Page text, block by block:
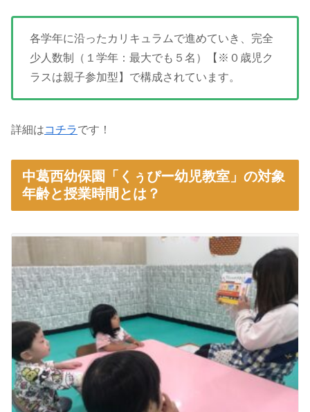
各学年に沿ったカリキュラムで進めていき、完全
少人数制（１学年：最大でも５名）【※０歳児ク
ラスは親子参加型】で構成されています。
詳細はコチラです！
中葛西幼保園「くぅぴー幼児教室」の対象
年齢と授業時間とは？